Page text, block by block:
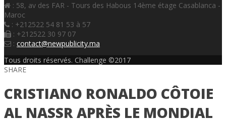
: 58, av des FAR - Tours des Habous 14ème étage Casablanca -
Maroc
: +212522 54 81 53 à 57
: +212522 30 97 07
: contact@newpublicity.ma
Tous droits réservés. Challenge ©2017
SHARE
CRISTIANO RONALDO CÔTOIE
AL NASSR APRÈS LE MONDIAL